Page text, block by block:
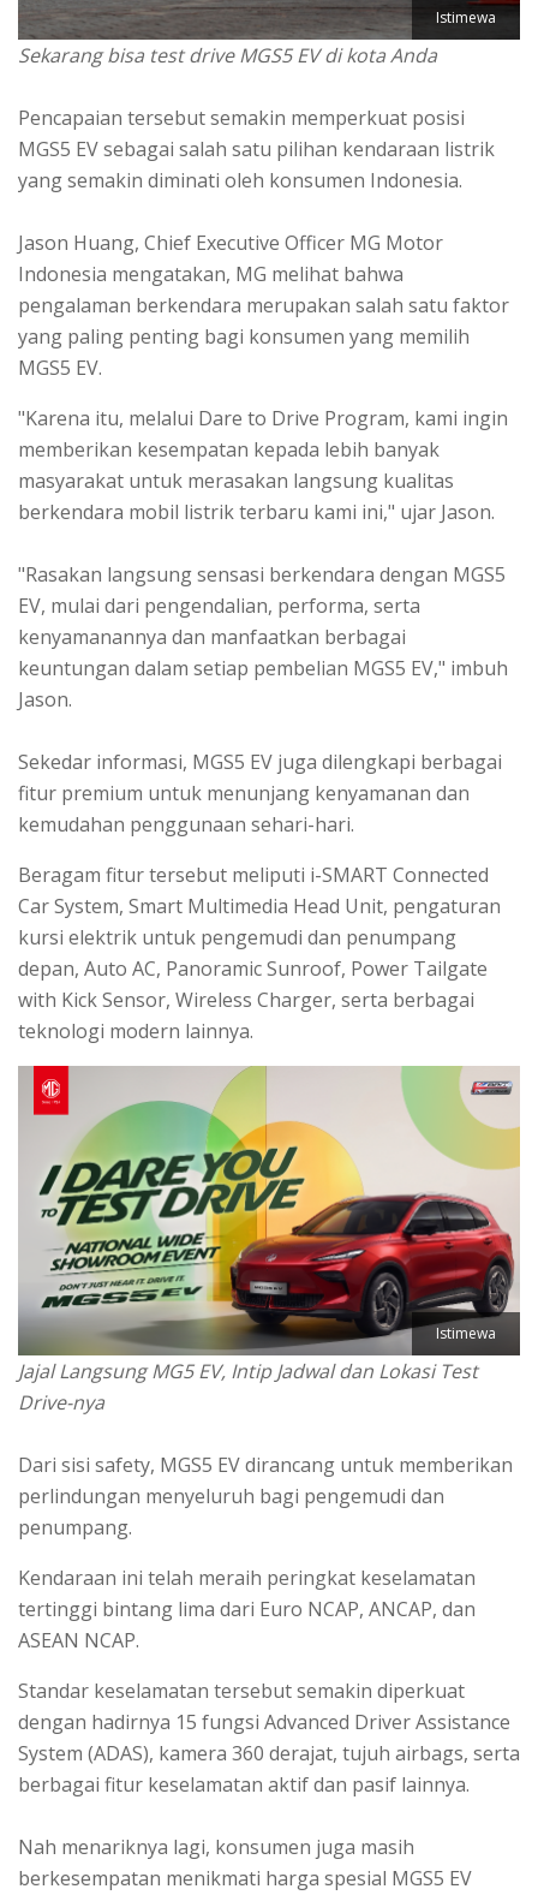
Istimewa
Sekarang bisa test drive MGS5 EV di kota Anda
Pencapaian tersebut semakin memperkuat posisi
MGS5 EV sebagai salah satu pilihan kendaraan listrik
yang semakin diminati oleh konsumen Indonesia.
Jason Huang, Chief Executive Officer MG Motor
Indonesia mengatakan, MG melihat bahwa
pengalaman berkendara merupakan salah satu faktor
yang paling penting bagi konsumen yang memilih
MGS5 EV.
"Karena itu, melalui Dare to Drive Program, kami ingin
memberikan kesempatan kepada lebih banyak
masyarakat untuk merasakan langsung kualitas
berkendara mobil listrik terbaru kami ini," ujar Jason.
"Rasakan langsung sensasi berkendara dengan MGS5
EV, mulai dari pengendalian, performa, serta
kenyamanannya dan manfaatkan berbagai
keuntungan dalam setiap pembelian MGS5 EV," imbuh
Jason.
Sekedar informasi, MGS5 EV juga dilengkapi berbagai
fitur premium untuk menunjang kenyamanan dan
kemudahan penggunaan sehari-hari.
Beragam fitur tersebut meliputi i-SMART Connected
Car System, Smart Multimedia Head Unit, pengaturan
kursi elektrik untuk pengemudi dan penumpang
depan, Auto AC, Panoramic Sunroof, Power Tailgate
with Kick Sensor, Wireless Charger, serta berbagai
teknologi modern lainnya.
Istimewa
Jajal Langsung MG5 EV, Intip Jadwal dan Lokasi Test
Drive-nya
Dari sisi safety, MGS5 EV dirancang untuk memberikan
perlindungan menyeluruh bagi pengemudi dan
penumpang.
Kendaraan ini telah meraih peringkat keselamatan
tertinggi bintang lima dari Euro NCAP, ANCAP, dan
ASEAN NCAP.
Standar keselamatan tersebut semakin diperkuat
dengan hadirnya 15 fungsi Advanced Driver Assistance
System (ADAS), kamera 360 derajat, tujuh airbags, serta
berbagai fitur keselamatan aktif dan pasif lainnya.
Nah menariknya lagi, konsumen juga masih
berkesempatan menikmati harga spesial MGS5 EV